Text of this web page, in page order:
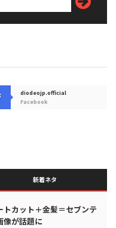
diodeojp.official
Facebook
新着ネタ
カット＋金髪＝セブンテ
像が話題に